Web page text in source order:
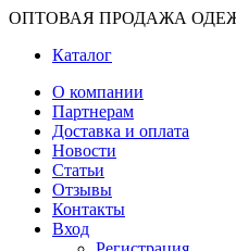
ОПТОВАЯ ПРОДАЖА
Каталог
О компании
Партнерам
Доставка и оплата
Новости
Статьи
Отзывы
Контакты
Вход